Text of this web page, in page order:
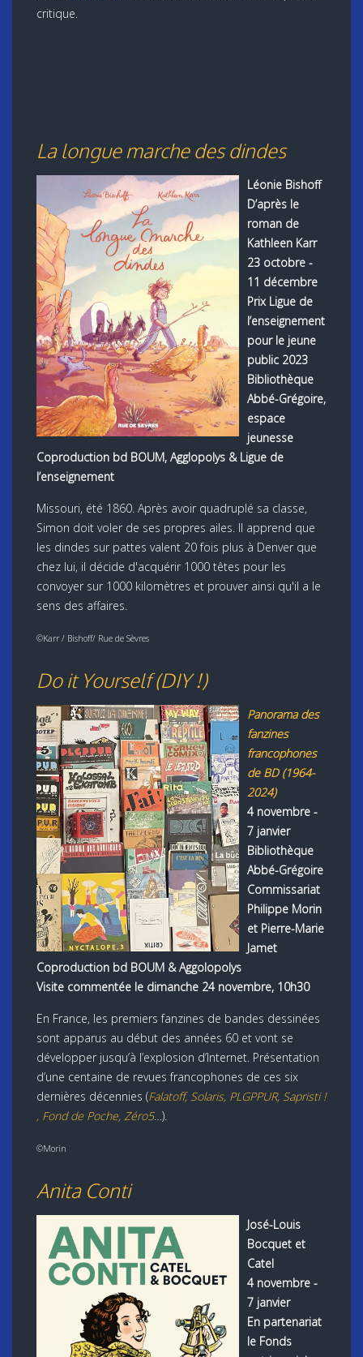
critique.
La longue marche des dindes
Léonie Bishoff
D’après le
roman de
Kathleen Karr
23 octobre -
11 décembre
Prix Ligue de
l’enseignement
pour le jeune
public 2023
Bibliothèque
Abbé-Grégoire,
espace
jeunesse
Coproduction bd BOUM, Agglopolys & Ligue de
l’enseignement
Missouri, été 1860. Après avoir quadruplé sa classe,
Simon doit voler de ses propres ailes. Il apprend que
les dindes sur pattes valent 20 fois plus à Denver que
chez lui, il décide d'acquérir 1000 têtes pour les
convoyer sur 1000 kilomètres et prouver ainsi qu'il a le
sens des affaires.
©Karr / Bishoff/ Rue de Sèvres
Do it Yourself (DIY !)
Panorama des
fanzines
francophones
de BD (1964-
2024)
4 novembre -
7 janvier
Bibliothèque
Abbé-Grégoire
Commissariat
Philippe Morin
et Pierre-Marie
Jamet
Coproduction bd BOUM & Aggolopolys
Visite commentée le dimanche 24 novembre, 10h30
En France, les premiers fanzines de bandes dessinées
sont apparus au début des années 60 et vont se
développer jusqu’à l’explosion d’Internet. Présentation
d’une centaine de revues francophones de ces six
dernières décennies (Falatoff, Solaris, PLGPPUR, Sapristi !
, Fond de Poche, Zéro5…).
©Morin
Anita Conti
José-Louis
Bocquet et
Catel
4 novembre -
7 janvier
En partenariat
le Fonds